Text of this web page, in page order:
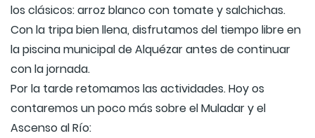
los clásicos: arroz blanco con tomate y salchichas.
Con la tripa bien llena, disfrutamos del tiempo libre en
la piscina municipal de Alquézar antes de continuar
con la jornada.
Por la tarde retomamos las actividades. Hoy os
contaremos un poco más sobre el Muladar y el
Ascenso al Río: